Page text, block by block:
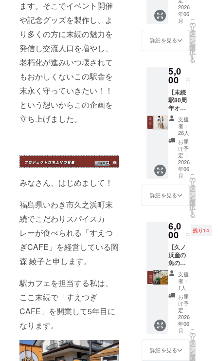
ます。そこでイベント開催
や記念グッズを製作し、よ
り多くの方に末続の魅力を
発信し交流人口を増やし、
老朽化が進みいつ壊されて
もおかしくないこの駅舎を
末永く守っていきたい！！
という想いからこの企画を
立ち上げました。
みなさん、はじめまして！
福島県いわき市久之浜町末
続でこだわりスパイスカ
レーが食べられる「すえつ
ぎCAFE」を経営している岡
森 綾子と申します。
駅カフェを担当する私は、
ここ末続で「すえつぎ
CAFE」を開業して5年目に
なります。
・いわ
き百景
「末続
駅」 ・
末続の
代 末
続駅か
ら一駅
行き30
円切符
（実際
には使
用出来
ませ
ん） ※
デザイ
ンは変
更にな
る可能
性があ
ります
※ガチャ
ん。 ・
郵送に
てお届
けしま
す。
円分】
すえつ
cafe、
久ノ浜
の浜風
きらら
はまか
ぜ」に
て使え
る食事
券2000
円分一
枚を郵
送にて
お送り
しま
す。 店
内、
キッチ
かー、
テイク
アウト
利用い
ただけ
ます。
※おつり
はでま
せん。
・有効
期限：
2026年
6月から
2028年
3月末ま
で ・チ
ケット
は郵送
で送付
いたし
2026
年06
月
詳細を見る
こ
の
リ
タ
ー
ン
を
選
択
す
る
5,0
00 円
【末続
駅80周
年オリ
ジナルT
シャツ
コー
ス】 表
面には
左胸に
末続駅
80周年
記念ロ
ゴ、裏
面には
オリジ
ナルの
イラス
トが印
刷され
たオリ
ジナルT
シャツ
となり
ます。
素材：
綿100％
・カ
ラー展
開：ホ
ワイト
・サイ
ズ展
開：S、
支援
者：
26人
お届
け予
定：
2026
年06
月
詳細を見る
こ
の
リ
タ
ー
ン
を
選
択
す
る
6,0
00 円
残り14
【久ノ
浜産の
魚の干
物とカ
レー
セッ
ト】 末
続のお
隣、久
之浜港
産の干
物と常
磐もの
カレー
１種を
支援
者：
1人
お届
け予
定：
2026
年06
月
詳細を見る
こ
の
リ
タ
ー
ン
を
選